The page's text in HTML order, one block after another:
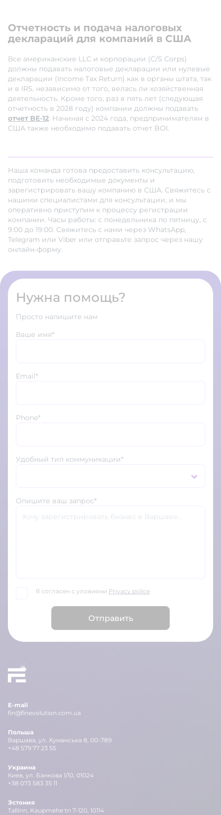
Отчетность и подача налоговых
деклараций для компаний в США
Все американские LLC и корпорации (C/S Corps)
должны подавать налоговые декларации или нулевые
декларации (Income Tax Return) как в органы штата, так
и в IRS, независимо от того, велась ли хозяйственная
деятельность. Кроме того, раз в пять лет (следующая
отчетность в 2028 году) компании должны подавать
отчет BE-12. Начиная с 2024 года, предпринимателям в
США также необходимо подавать отчет BOI.
Наша команда готова предоставить консультацию,
подготовить необходимые документы и
зарегистрировать вашу компанию в США. Свяжитесь с
нашими специалистами для консультации, и мы
оперативно приступим к процессу регистрации
компании. Часы работы: с понедельника по пятницу, с
9:00 до 19:00. Свяжитесь с нами через WhatsApp,
Telegram или Viber или отправьте запрос через нашу
онлайн-форму.
Нужна помощь?
Просто напишите нам
Ваше имя*
Email*
Phone*
Удобный тип коммуникации*
Опишите ваш запрос*
Я согласен с уловиями Privacy police
Отправить
E-mail
fin@finevolution.com.ua
Польша
Варшава, ул. Хуманська 8, 00-789
+48 579 77 23 55
Украина
Киев, ул. Банкова 1/10, 01024
+38 073 583 35 11
Эстония
Tallinn, Kaupmehe tn 7-120, 10114